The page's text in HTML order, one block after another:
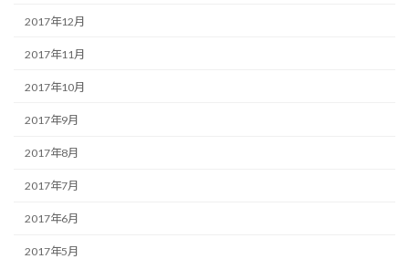
2017年12月
2017年11月
2017年10月
2017年9月
2017年8月
2017年7月
2017年6月
2017年5月